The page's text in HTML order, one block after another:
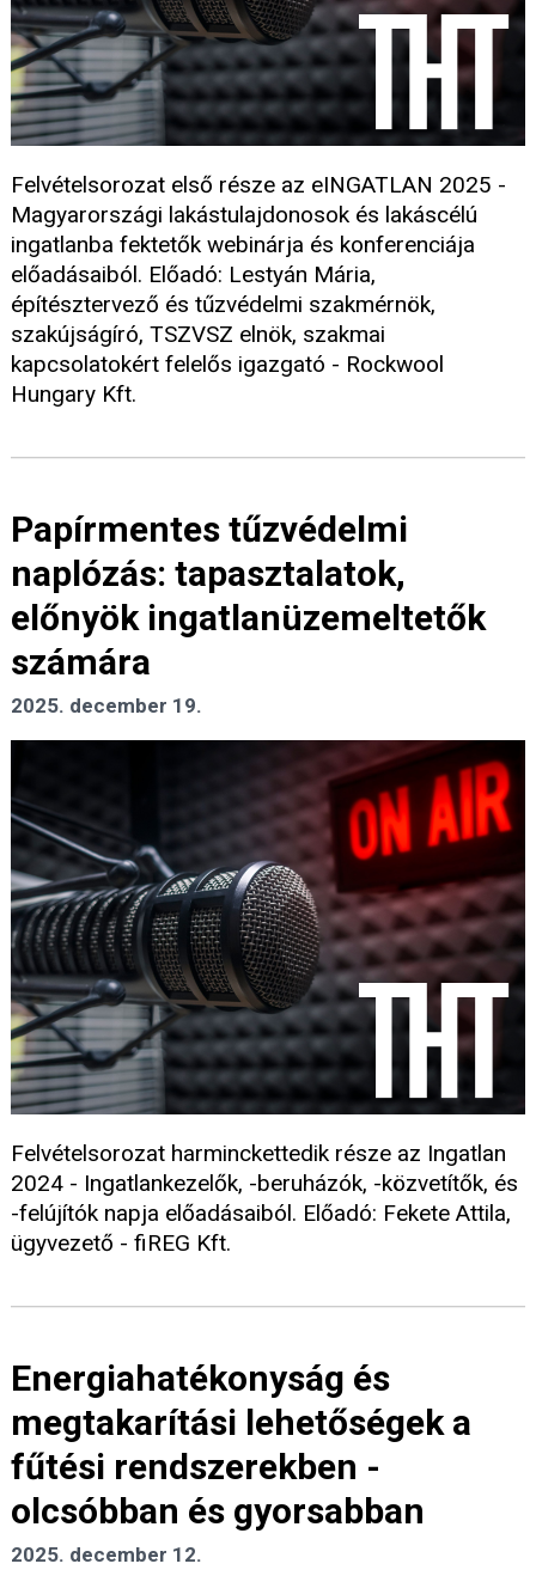
Felvételsorozat első része az eINGATLAN 2025 -
Magyarországi lakástulajdonosok és lakáscélú
ingatlanba fektetők webinárja és konferenciája
előadásaiból. Előadó: Lestyán Mária,
építésztervező és tűzvédelmi szakmérnök,
szakújságíró, TSZVSZ elnök, szakmai
kapcsolatokért felelős igazgató - Rockwool
Hungary Kft.
Papírmentes tűzvédelmi
naplózás: tapasztalatok,
előnyök ingatlanüzemeltetők
számára
2025. december 19.
Felvételsorozat harminckettedik része az Ingatlan
2024 - Ingatlankezelők, -beruházók, -közvetítők, és
-felújítók napja előadásaiból. Előadó: Fekete Attila,
ügyvezető - fiREG Kft.
Energiahatékonyság és
megtakarítási lehetőségek a
fűtési rendszerekben -
olcsóbban és gyorsabban
2025. december 12.